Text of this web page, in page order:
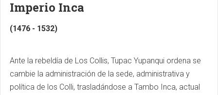
Imperio Inca
(1476 - 1532)
Ante la rebeldía de Los Collis, Tupac Yupanqui ordena se
cambie la administración de la sede, administrativa y
política de los Colli, trasladándose a Tambo Inca, actual